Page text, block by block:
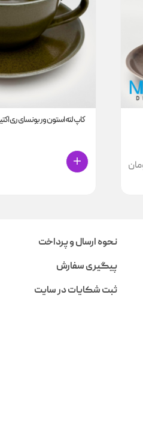
کاپ لته استون ور بونسای ری اکتیو
نحوه ارسال و پرداخت
پیگیری سفارش
ثبت شکایات در سایت